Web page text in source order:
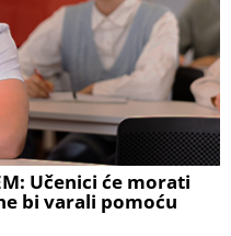
Učenici će morati
bi varali pomoću